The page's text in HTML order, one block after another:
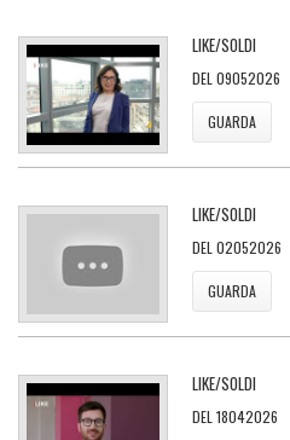
LIKE/SOLDI
DEL 09052026
GUARDA
LIKE/SOLDI
DEL 02052026
GUARDA
LIKE/SOLDI
DEL 18042026